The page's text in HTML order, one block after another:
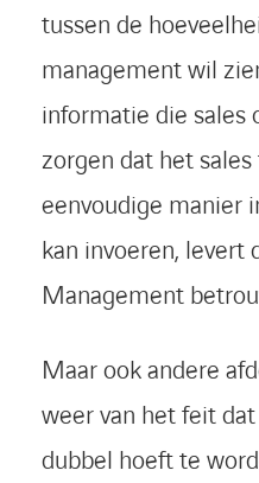
tussen de
management wil
informatie die sales
zorgen dat het
eenvoudige manier
kan invoeren, levert
Management
Maar ook andere
weer van het feit
dubbel hoeft te